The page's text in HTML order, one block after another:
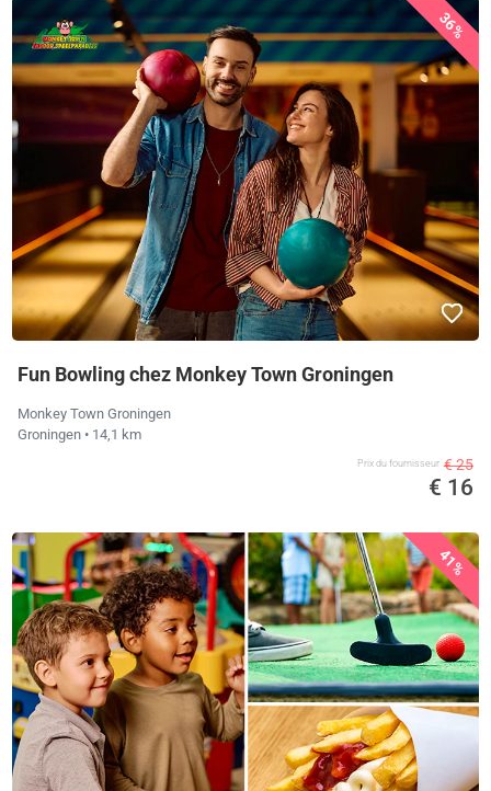
36%
Fun Bowling chez Monkey Town Groningen
Monkey Town Groningen
Groningen • 14,1 km
Prix ​​du fournisseur € 25
€ 16
41%